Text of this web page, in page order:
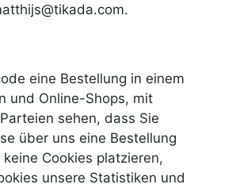
eine Bestellung in einem
und Online-Shops, mit
sehen, dass Sie
über uns eine Bestellung
Cookies platzieren,
unsere Statistiken und